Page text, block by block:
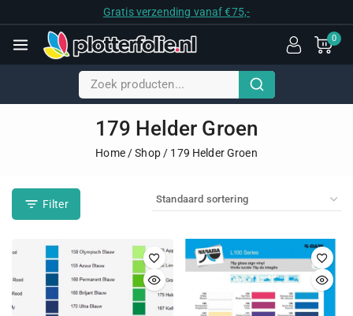
Gratis verzending vanaf €75,-
0
179 Helder Groen
Home / Shop / 179 Helder Groen
Filter